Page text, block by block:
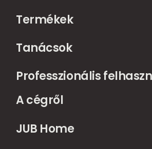
Termékek
Tanácsok
Professzionális
A cégről
JUB Home